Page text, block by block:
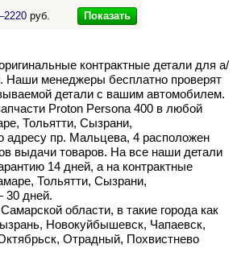
руб. Показать
контрактные детали для а/
Наши менеджеры бесплатно проверят
детали с вашим автомобилем.
Proton Persona 400 в любой
Тольятти, Сызрани,
адресу пр. Мальцева, 4 расположен
выдачи товаров. На все наши детали
14 дней, а на контрактные
Тольятти, Сызрани,
дней.
области, в такие города как
Новокуйбышевск, Чапаевск,
Отрадный, Похвистнево